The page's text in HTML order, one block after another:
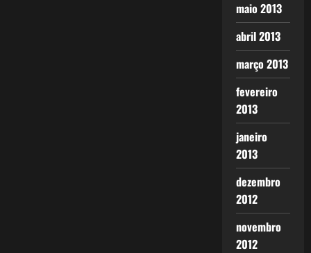
maio 2013
abril 2013
março 2013
fevereiro
2013
janeiro
2013
dezembro
2012
novembro
2012